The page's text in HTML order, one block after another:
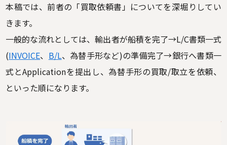
本稿では、前者の「買取依頼書」についてを深堀りしてい
きます。
一般的な流れとしては、輸出者が船積を完了→L/C書類一式
(INVOICE、 B/L、為替手形など)の準備完了→銀行へ書類一
式とApplicationを提出し、為替手形の買取/取立を依頼、
といった順になります。